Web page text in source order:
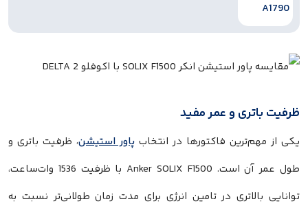
ظرفیت باتری و عمر مفید
یکی از مهم‌ترین فاکتورها در انتخاب پاور استیشن، ظرفیت باتری و
طول عمر آن است. Anker SOLIX F1500 با ظرفیت 1536 وات‌ساعت،
توانایی بالاتری در تامین انرژی برای مدت زمان طولانی‌تر نسبت به